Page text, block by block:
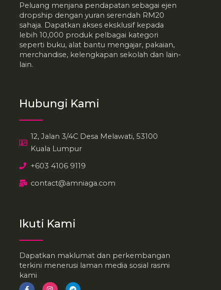
Peluang menjana pendapatan sebagai ejen
dropship dengan yuran serendah RM20
sahaja. Dapatkan akses eksklusif kepada
lebih 10,000 produk pelbagai kategori
seperti buku, alat bantu mengajar, pakaian,
merchandise, kelengkapan sekolah dan lain-
lain.
Hubungi Kami
12, Jalan 3/4C Desa Melawati, 53100
Kuala Lumpur
+603 4106 9119
contact@amniaga.com
Ikuti Kami
Dapatkan maklumat dan perkembangan
terkini menerusi laman media sosial rasmi
kami
F
I T